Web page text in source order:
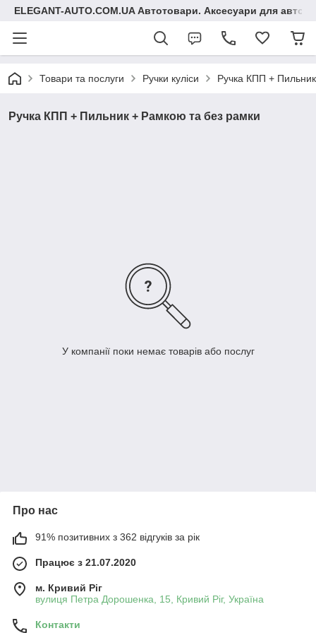
ELEGANT-AUTO.COM.UA Автотовари. Аксесуари для авто
Товари та послуги Ручки куліси Ручка КПП +
Ручка КПП + Пильник + Рамкою та без рамки
У компанії поки немає товарів або послуг
Про нас
91% позитивних з 362 відгуків за рік
Працює з 21.07.2020
м. Кривий Ріг
вулиця Петра Дорошенка, 15, Кривий Ріг, Україна
Контакти